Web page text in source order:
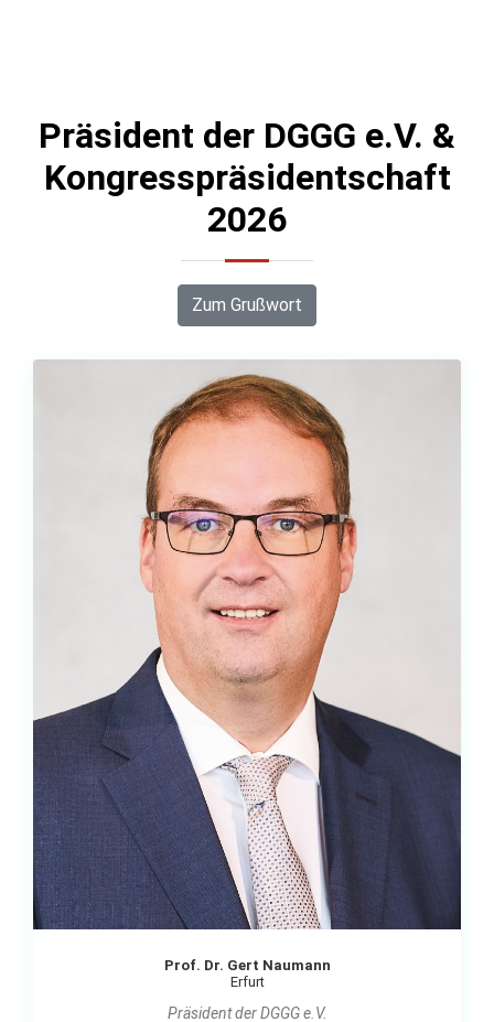
Präsident der DGGG e.V. &
Kongresspräsidentschaft
2026
Zum Grußwort
Prof. Dr. Gert Naumann
Erfurt
Präsident der DGGG e.V.